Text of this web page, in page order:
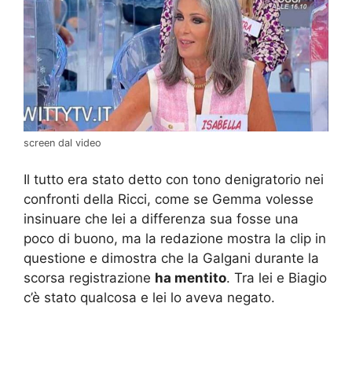
screen dal video
Il tutto era stato detto con tono denigratorio nei
confronti della Ricci, come se Gemma volesse
insinuare che lei a differenza sua fosse una
poco di buono, ma la redazione mostra la clip in
questione e dimostra che la Galgani durante la
scorsa registrazione ha mentito. Tra lei e Biagio
c’è stato qualcosa e lei lo aveva negato.